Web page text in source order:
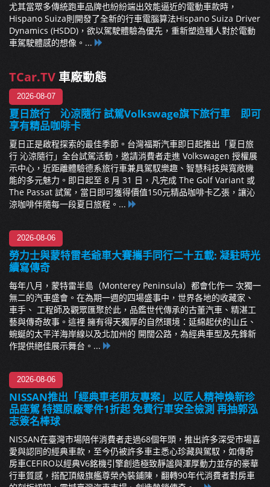
尤其當眾多傳統跑車品牌也紛紛端出效能逼近的電動車款時，
Hispano Suiza則開發了全新的行車電腦算法Hispano Suiza Driver
Dynamics (HSDD)，欲以駕駛體驗為優先，重新塑造種人對於電動
車駕駛體感的想像。...
TCar.TV 車廠動態
2026-08-07
夏日旅行 沁涼隨行 試駕Volkswage旗下旅行車 即可
享有精品咖啡卡
夏日正是啟程探索的最佳季節。台灣福斯汽車即日起推出「夏日旅
行 沁涼隨行」全台試駕活動，邀請消費者走進 Volkswagen 授權展
示中心，近距離體驗德系旅行車兼具駕馭樂趣、智慧科技與寬敞機
能的多元魅力。即日起至 8 月 31 日，凡完成 The Golf Variant 或
The Passat 試駕，當日即可獲得價值150元精品咖啡卡乙張，讓沁
涼咖啡伴隨每一段夏日旅程。...
2026-08-06
勞力士與蒙特雷老爺車大賽攜手同行二十五載: 凝駐時光
續寫傳奇
每年八月，蒙特雷半島（Monterey Peninsula）都會化作一 次獨一
無二的汽車盛會。在為期一週的四場盛事中，世界各地的收藏家、
車手、 工程師及觀眾匯聚於此，品鑑世代傳承的古董汽車、精湛工
藝與傳奇故事。這裡 擁有得天獨厚的自然環境：延綿起伏的山丘、
蜿蜒的太平洋海岸線以及北加州的 開闊公路，為經典車型及先鋒新
作提供絕佳展示舞台。...
2026-08-06
NISSAN推出「經典車老朋友專案」 以匠人精神煥新珍
品座駕 特選原廠零件1折起 免費行車安全檢測 再抽郭泓
志簽名棒球
NISSAN在臺灣市場陪伴消費者走過68個年頭，推出許多深受市場喜
愛與認同的經典車款，至今仍被許多車主悉心珍藏與駕馭，如傳奇
房車CEFIRO以經典V6銘機引擎創造極致靜謐與渾厚動力並存的豪華
行車質感，搭配頂級旗艦尊榮內裝鋪陳，翻轉90年代消費者對房車